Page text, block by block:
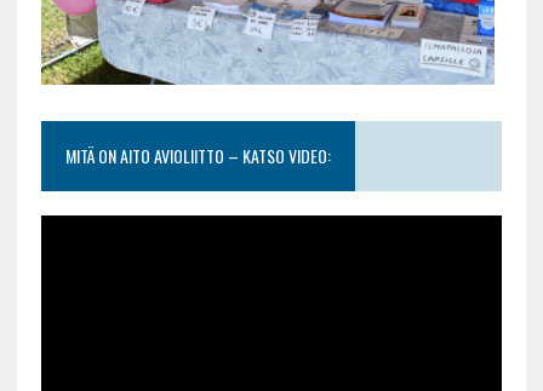
MITÄ ON AITO AVIOLIITTO – KATSO VIDEO: